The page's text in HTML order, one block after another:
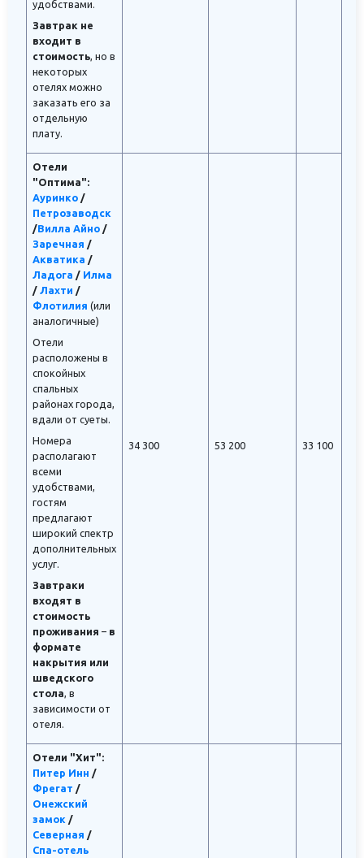
удобствами.
Завтрак не
входит в
стоимость , но в
некоторых
отелях можно
заказать его за
отдельную
плату.
Отели
"Оптима":
Ауринко /
Петрозаводск
/Вилла Айно /
Заречная /
Акватика /
Ладога / Илма
/ Лахти /
Флотилия(или
аналогичные)
Отели
расположены в
спокойных
спальных
районах города,
вдали от суеты.
Номера
располагают
всеми
удобствами,
гостям
предлагают
широкий спектр
дополнительных
услуг.
Завтраки
входят в
стоимость
проживания – в
формате
накрытия или
шведского
стола , в
зависимости от
отеля.
34 300 53 200 33 100
Отели "Хит":
Питер Инн /
Фрегат /
Онежский
замок /
Северная /
Спа-отель